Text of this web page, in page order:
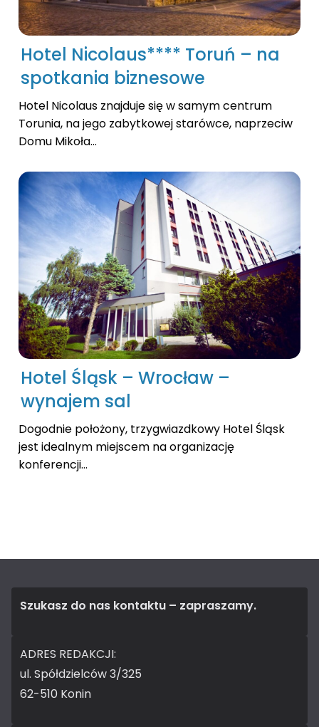
Hotel Nicolaus**** Toruń – na
spotkania biznesowe
Hotel Nicolaus znajduje się w samym centrum
Torunia, na jego zabytkowej starówce, naprzeciw
Domu Mikoła...
Hotel Śląsk – Wrocław –
wynajem sal
Dogodnie położony, trzygwiazdkowy Hotel Śląsk
jest idealnym miejscem na organizację
konferencji...
Szukasz do nas kontaktu – zapraszamy.
ADRES REDAKCJI:
ul. Spółdzielców 3/325
62-510 Konin